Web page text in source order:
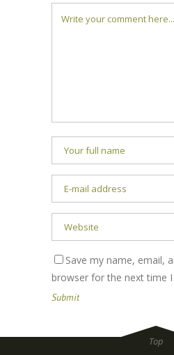
Save my name, email,
browser for the next time